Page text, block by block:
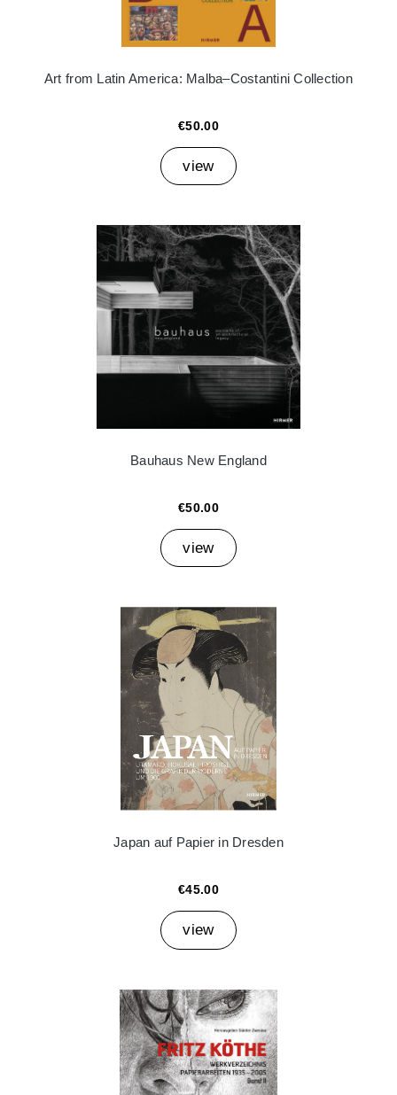
Art from Latin America: Malba–Costantini Collection
€50.00
view
Bauhaus New England
€50.00
view
Japan auf Papier in Dresden
€45.00
view